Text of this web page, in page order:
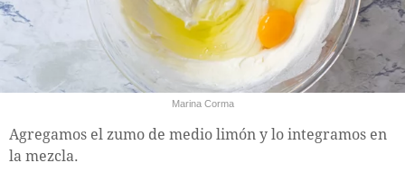
Marina Corma
Agregamos el zumo de medio limón y lo integramos en
la mezcla.